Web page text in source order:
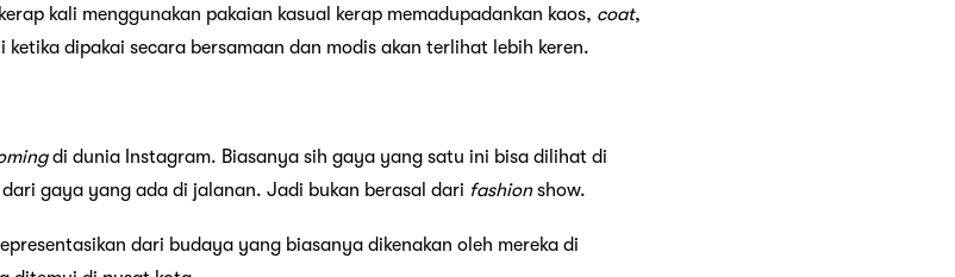
kali menggunakan pakaian kasual kerap memadupadankan kaos, coat,
ketika dipakai secara bersamaan dan modis akan terlihat lebih keren.
di dunia Instagram. Biasanya sih gaya yang satu ini bisa dilihat di
gaya yang ada di jalanan. Jadi bukan berasal dari fashionshow.
dari budaya yang biasanya dikenakan oleh mereka di